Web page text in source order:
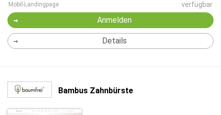
Mobil-Landingpage verfügbar
Anmelden
Details
Bambus Zahnbürste